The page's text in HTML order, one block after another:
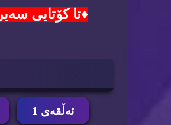
♦️تا کۆتایی سەیری
ئه‌ڵقه‌ی 1